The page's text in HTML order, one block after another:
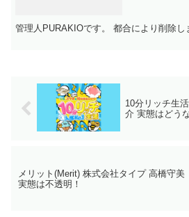
管理人PURAKIOです。 都合により削除し
10分リッチ生
介 実態はどう
メリット(Merit) 株式会社タイプ 高橋守美
実態は不透明！